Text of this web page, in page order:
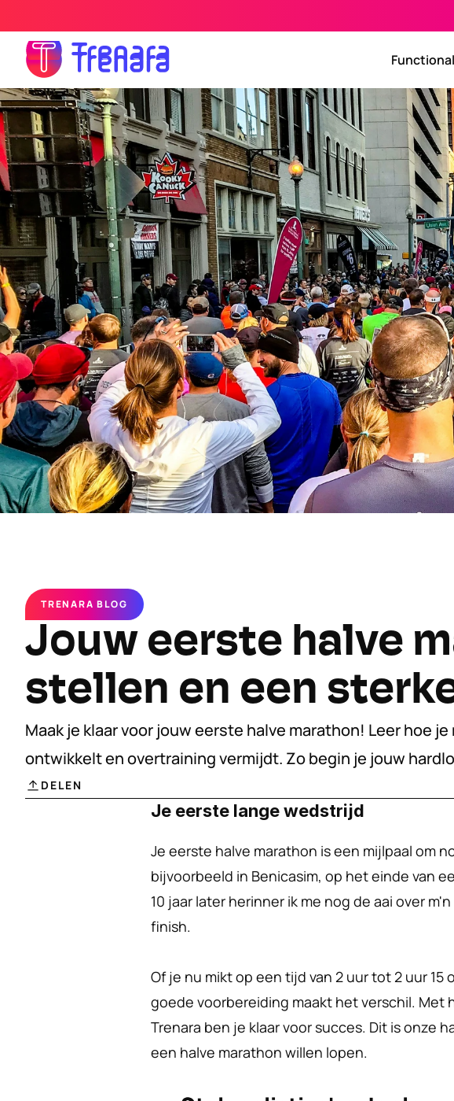
TRENARA BLOG
Jouw eerste halve
stellen en een
Maak je klaar voor jouw eerste halve marathon! Leer hoe
ontwikkelt en overtraining vermijdt. Zo begin je jouw
DELEN
Je eerste lange wedstrijd
Je eerste halve marathon is een mijlpaal om
bijvoorbeeld in Benicasim, op het einde van
10 jaar later herinner ik me nog de aai over
finish.
Of je nu mikt op een tijd van 2 uur tot 2 uur 15
goede voorbereiding maakt het verschil. Met
Trenara ben je klaar voor succes. Dit is onze
een halve marathon willen lopen.